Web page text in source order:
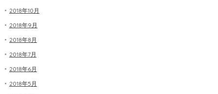
2018年10月
2018年9月
2018年8月
2018年7月
2018年6月
2018年5月